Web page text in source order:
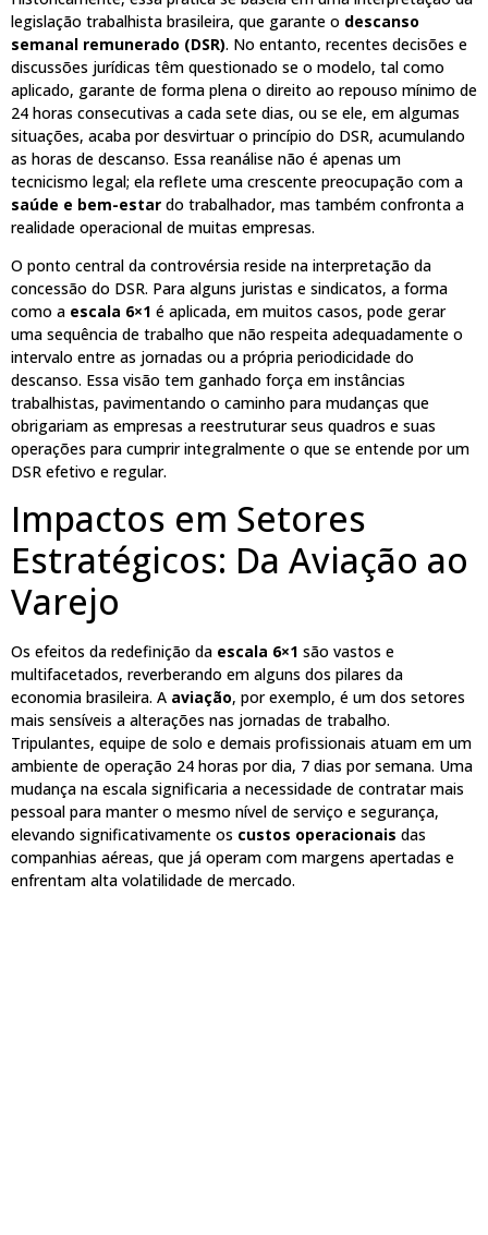
legislação trabalhista brasileira, que garante o descanso
semanal remunerado (DSR). No entanto, recentes decisões e
discussões jurídicas têm questionado se o modelo, tal como
aplicado, garante de forma plena o direito ao repouso mínimo de
24 horas consecutivas a cada sete dias, ou se ele, em algumas
situações, acaba por desvirtuar o princípio do DSR, acumulando
as horas de descanso. Essa reanálise não é apenas um
tecnicismo legal; ela reflete uma crescente preocupação com a
saúde e bem-estar do trabalhador, mas também confronta a
realidade operacional de muitas empresas.
O ponto central da controvérsia reside na interpretação da
concessão do DSR. Para alguns juristas e sindicatos, a forma
como a escala 6×1 é aplicada, em muitos casos, pode gerar
uma sequência de trabalho que não respeita adequadamente o
intervalo entre as jornadas ou a própria periodicidade do
descanso. Essa visão tem ganhado força em instâncias
trabalhistas, pavimentando o caminho para mudanças que
obrigariam as empresas a reestruturar seus quadros e suas
operações para cumprir integralmente o que se entende por um
DSR efetivo e regular.
Impactos em Setores
Estratégicos: Da Aviação ao
Varejo
Os efeitos da redefinição da escala 6×1 são vastos e
multifacetados, reverberando em alguns dos pilares da
economia brasileira. A aviação, por exemplo, é um dos setores
mais sensíveis a alterações nas jornadas de trabalho.
Tripulantes, equipe de solo e demais profissionais atuam em um
ambiente de operação 24 horas por dia, 7 dias por semana. Uma
mudança na escala significaria a necessidade de contratar mais
pessoal para manter o mesmo nível de serviço e segurança,
elevando significativamente os custos operacionais das
companhias aéreas, que já operam com margens apertadas e
enfrentam alta volatilidade de mercado.